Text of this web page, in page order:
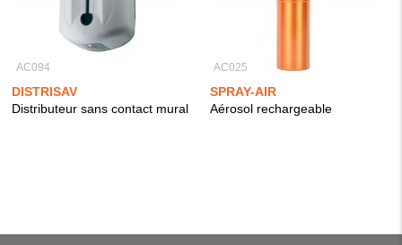
AC094
DISTRISAV
Distributeur sans contact mural
AC025
SPRAY-AIR
Aérosol rechargeable